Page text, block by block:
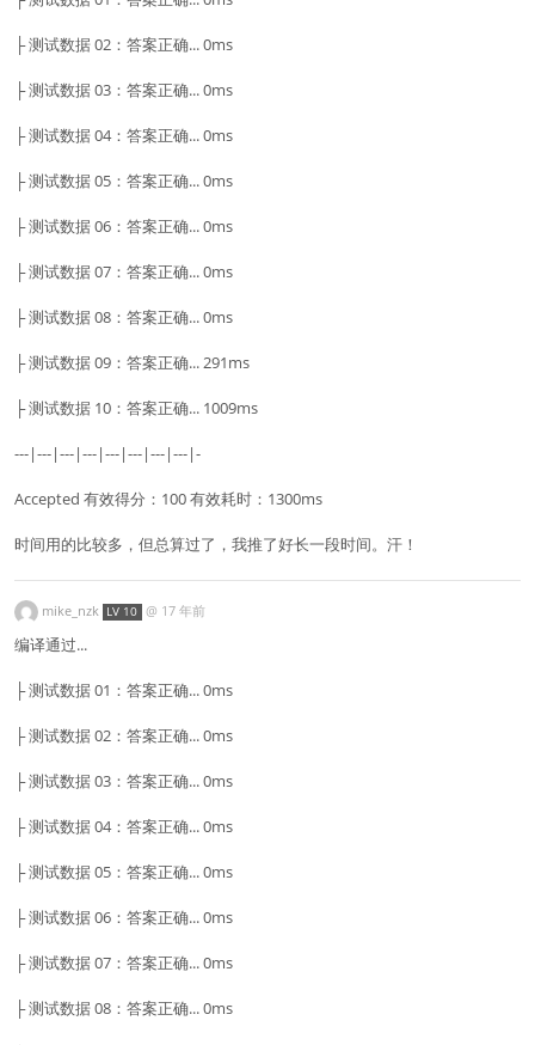
├ 测试数据 02：答案正确... 0ms
├ 测试数据 03：答案正确... 0ms
├ 测试数据 04：答案正确... 0ms
├ 测试数据 05：答案正确... 0ms
├ 测试数据 06：答案正确... 0ms
├ 测试数据 07：答案正确... 0ms
├ 测试数据 08：答案正确... 0ms
├ 测试数据 09：答案正确... 291ms
├ 测试数据 10：答案正确... 1009ms
---|---|---|---|---|---|---|---|-
Accepted 有效得分：100 有效耗时：1300ms
时间用的比较多，但总算过了，我推了好长一段时间。汗！
mike_nzk LV 10 @ 17 年前
编译通过...
├ 测试数据 01：答案正确... 0ms
├ 测试数据 02：答案正确... 0ms
├ 测试数据 03：答案正确... 0ms
├ 测试数据 04：答案正确... 0ms
├ 测试数据 05：答案正确... 0ms
├ 测试数据 06：答案正确... 0ms
├ 测试数据 07：答案正确... 0ms
├ 测试数据 08：答案正确... 0ms